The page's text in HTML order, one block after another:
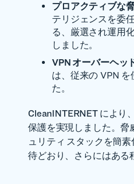
プロアクティブな
テリジェンスを委
る、厳選され運用
しました。
VPN オーバーヘッ
は、従来の VPN
た。
CleanINTERNET により
保護を実現しました。脅
ュリティ スタックを簡
待どおり、さらにはある